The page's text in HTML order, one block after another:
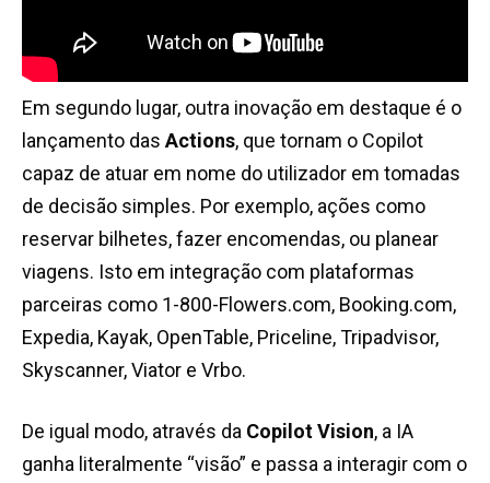
Em segundo lugar, outra inovação em destaque é o
lançamento das Actions, que tornam o Copilot
capaz de atuar em nome do utilizador em tomadas
de decisão simples. Por exemplo, ações como
reservar bilhetes, fazer encomendas, ou planear
viagens. Isto em integração com plataformas
parceiras como 1-800-Flowers.com, Booking.com,
Expedia, Kayak, OpenTable, Priceline, Tripadvisor,
Skyscanner, Viator e Vrbo.
De igual modo, através da Copilot Vision, a IA
ganha literalmente “visão” e passa a interagir com o